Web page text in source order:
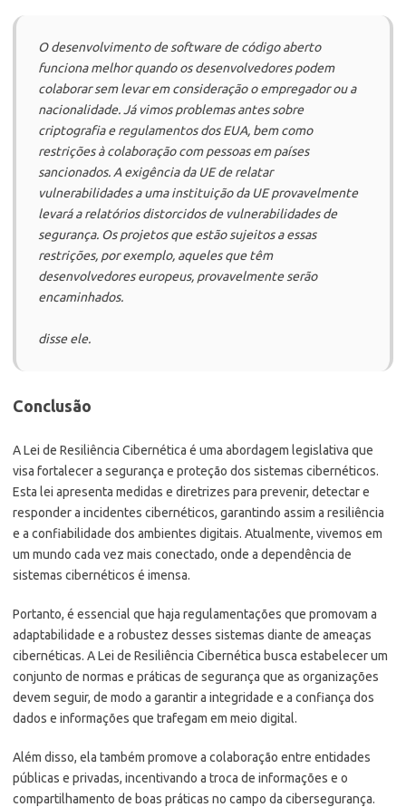
O desenvolvimento de software de código aberto
funciona melhor quando os desenvolvedores podem
colaborar sem levar em consideração o empregador ou a
nacionalidade. Já vimos problemas antes sobre
criptografia e regulamentos dos EUA, bem como
restrições à colaboração com pessoas em países
sancionados. A exigência da UE de relatar
vulnerabilidades a uma instituição da UE provavelmente
levará a relatórios distorcidos de vulnerabilidades de
segurança. Os projetos que estão sujeitos a essas
restrições, por exemplo, aqueles que têm
desenvolvedores europeus, provavelmente serão
encaminhados.
disse ele.
Conclusão
A Lei de Resiliência Cibernética é uma abordagem legislativa que
visa fortalecer a segurança e proteção dos sistemas cibernéticos.
Esta lei apresenta medidas e diretrizes para prevenir, detectar e
responder a incidentes cibernéticos, garantindo assim a resiliência
e a confiabilidade dos ambientes digitais. Atualmente, vivemos em
um mundo cada vez mais conectado, onde a dependência de
sistemas cibernéticos é imensa.
Portanto, é essencial que haja regulamentações que promovam a
adaptabilidade e a robustez desses sistemas diante de ameaças
cibernéticas. A Lei de Resiliência Cibernética busca estabelecer um
conjunto de normas e práticas de segurança que as organizações
devem seguir, de modo a garantir a integridade e a confiança dos
dados e informações que trafegam em meio digital.
Além disso, ela também promove a colaboração entre entidades
públicas e privadas, incentivando a troca de informações e o
compartilhamento de boas práticas no campo da cibersegurança.